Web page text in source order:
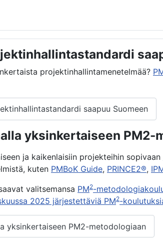
projektinhallintamenetelmää?
saapuu Suomeen
yksinkertaiseen PM2-
ja kaikenlaisiin projekteihin sopivaan
kuten PMBoK Guide, PRINCE2®,
valitsemansa PM2-
2025 järjestettäviä PM2-
yksinkertaiseen PM2-metodologiaan